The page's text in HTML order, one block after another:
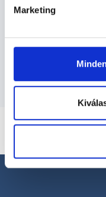
Marketing
Bőrgyógyászat